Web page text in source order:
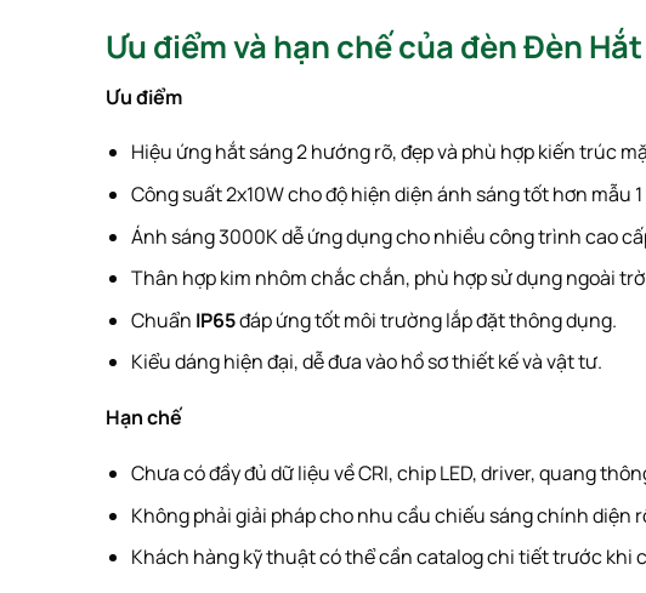
Ưu điểm và hạn chế của đèn Đèn
Ưu điểm
Hiệu ứng hắt sáng 2 hướng rõ, đẹp và phù hợp kiến trúc
Công suất 2x10W cho độ hiện diện ánh sáng tốt hơn mẫu
Ánh sáng 3000K dễ ứng dụng cho nhiều công trình cao
Thân hợp kim nhôm chắc chắn, phù hợp sử dụng ngoài
Chuẩn IP65đáp ứng tốt môi trường lắp đặt thông dụng.
Kiểu dáng hiện đại, dễ đưa vào hồ sơ thiết kế và vật tư.
Hạn chế
Chưa có đầy đủ dữ liệu về CRI, chip LED, driver, quang
Không phải giải pháp cho nhu cầu chiếu sáng chính diện
Khách hàng kỹ thuật có thể cần catalog chi tiết trước khi